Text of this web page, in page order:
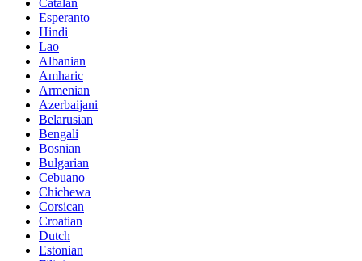
Catalan
Esperanto
Hindi
Lao
Albanian
Amharic
Armenian
Azerbaijani
Belarusian
Bengali
Bosnian
Bulgarian
Cebuano
Chichewa
Corsican
Croatian
Dutch
Estonian